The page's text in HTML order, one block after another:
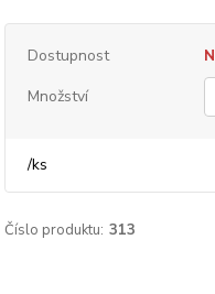
Dostupnost
Množství
/ks
Číslo produktu: 313